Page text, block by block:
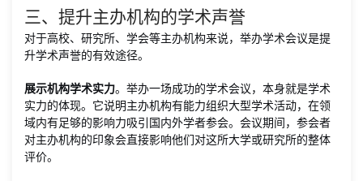
三、提升主办机构的学术声誉
对于高校、研究所、学会等主办机构来说，举办学术会议是提
升学术声誉的有效途径。
展示机构学术实力。举办一场成功的学术会议，本身就是学术
实力的体现。它说明主办机构有能力组织大型学术活动，在领
域内有足够的影响力吸引国内外学者参会。会议期间，参会者
对主办机构的印象会直接影响他们对这所大学或研究所的整体
评价。